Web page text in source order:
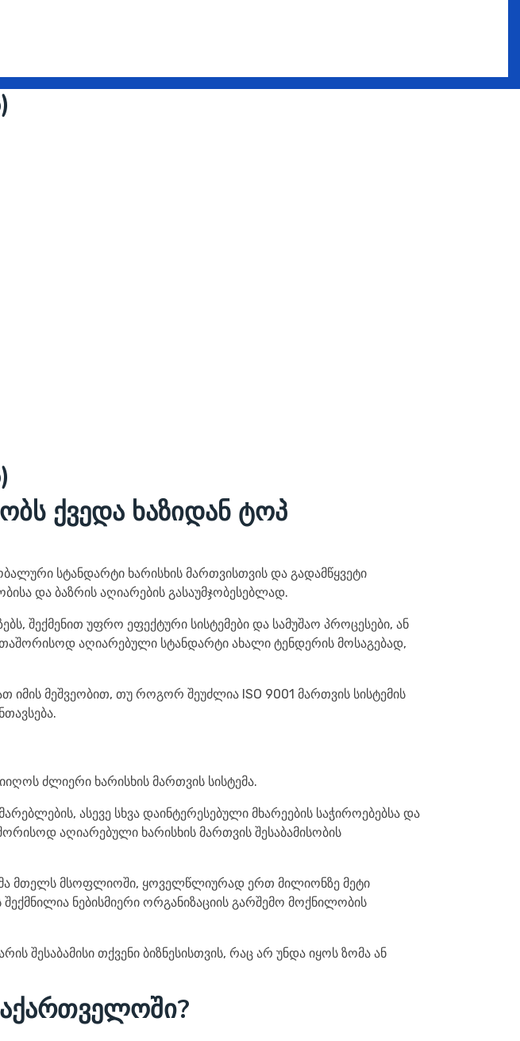
ქვედა ხაზიდან ტოპ
სტანდარტი ხარისხის მართვისთვის და გადამწყვეტი
და ბაზრის აღიარების გასაუმჯობესებლად.
შექმენით უფრო ეფექტური სისტემები და სამუშაო პროცესები, ან
აღიარებული სტანდარტი ახალი ტენდერის მოსაგებად,
იმის მეშვეობით, თუ როგორ შეუძლია ISO 9001 მართვის სისტემის
ძლიერი ხარისხის მართვის სისტემა.
ასევე სხვა დაინტერესებული მხარეების საჭიროებებსა და
აღიარებული ხარისხის მართვის შესაბამისობის
მთელს მსოფლიოში, ყოველწლიურად ერთ მილიონზე მეტი
ნებისმიერი ორგანიზაციის გარშემო მოქნილობის
შესაბამისი თქვენი ბიზნესისთვის, რაც არ უნდა იყოს ზომა ან